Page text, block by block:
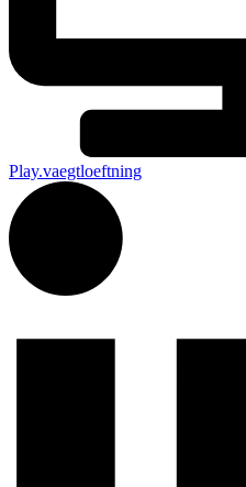
Play.vaegtloeftning